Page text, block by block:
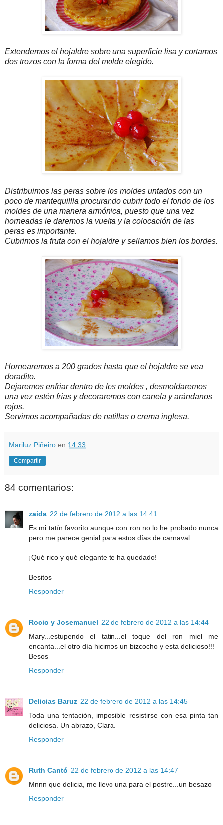
Extendemos el hojaldre sobre una superficie lisa y cortamos
dos trozos con la forma del molde elegido.
Distribuimos las peras sobre los moldes untados con un
poco de mantequillla procurando cubrir todo el fondo de los
moldes de una manera armónica, puesto que una vez
horneadas le daremos la vuelta y la colocación de las
peras es importante.
Cubrimos la fruta con el hojaldre y sellamos bien los bordes.
Hornearemos a 200 grados hasta que el hojaldre se vea
doradito.
Dejaremos enfriar dentro de los moldes , desmoldaremos
una vez estén frías y decoraremos con canela y arándanos
rojos.
Servimos acompañadas de natillas o crema inglesa.
Mariluz Piñeiro en 14:33
Compartir
84 comentarios:
zaida 22 de febrero de 2012 a las 14:41
Es mi tatín favorito aunque con ron no lo he probado nunca
pero me parece genial para estos días de carnaval.
¡Qué rico y qué elegante te ha quedado!
Besitos
Responder
Rocio y Josemanuel 22 de febrero de 2012 a las 14:44
Mary...estupendo el tatin...el toque del ron miel me
encanta...el otro día hicimos un bizcocho y esta delicioso!!!
Besos
Responder
Delicias Baruz 22 de febrero de 2012 a las 14:45
Toda una tentación, imposible resistirse con esa pinta tan
deliciosa. Un abrazo, Clara.
Responder
Ruth Cantó 22 de febrero de 2012 a las 14:47
Mnnn que delicia, me llevo una para el postre...un besazo
Responder